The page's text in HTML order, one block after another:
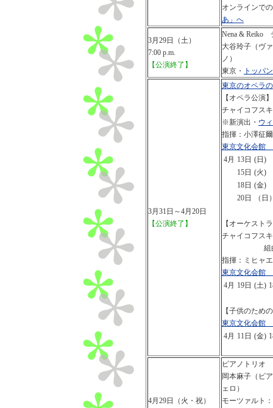
オンラインで
あ」へ
3月29日（土）
7:00 p.m.
【公演終了】
Nena & Reiko
大谷玲子（ヴ
ノ）
東京・
トッパ
3月31日～4月20日
【公演終了】
東京のオペラ
【オペラ公演】
チャイコフス
※新演出・ ウ
指揮：小澤征
東京文化会館
4月 13日 (日)
15日 (火)
18日 (金)
20日
（日
【オーケスト
チャイコフス
組曲第1
指揮：ミヒャ
東京文化会館
4月 19日 (土)
【子供のため
東京文化会館
4月 11日 (金)
4月29日（火・祝）
ピアノトリオ
岡本麻子（ピ
ェロ）
モーツァルト